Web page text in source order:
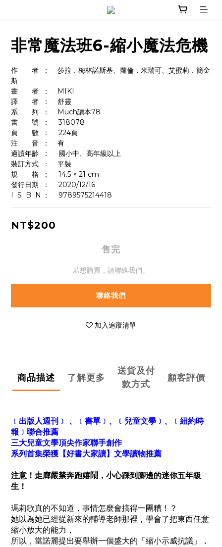
非常魔法班6-縮小魔法危機
作　　者	：    莎拉．梅林諾斯基、蘿倫．米瑞可、艾蜜莉．簡金
斯
畫　　者	：    MIKI
譯　　者	：    舒靈
系　　列	：    Much讀本78
書　　號	：	318078
頁　　數	：	224頁
注　　音	：    有
適讀年齡	：	國小中、高年級以上
裝訂方式	：    平裝
規　　格	：	14.5 × 21 cm
發行日期	：	2020/12/16
I  S  B  N	：  	9789575214418
NT$200
售完
若想購買，請聯絡我們。
聯絡我們
加入追蹤清單
商品描述 了解更多
送貨及付
款方式
顧客評價
﹝出版人週刊﹞ 、﹝書單﹞、﹝兒童文學﹞、 ﹝ 紐約時
報 ﹞ 聯合推薦
三大兒童文學頂尖作家聯手創作
系列首集榮獲【好書大家讀】文學讀物推薦
注意！走廊嚴禁奔跑嬉鬧，小心踩到腳邊的迷你五年級
生！
瑪莉歌真的不知道，事情怎麼會搞得一團糟！？
她以為她已經從新來的輔導老師那裡， 學會了把東西任意
縮小放大的能力，
所以，當諾麗提出要舉辦一個盛大的「縮小示威抗議」，